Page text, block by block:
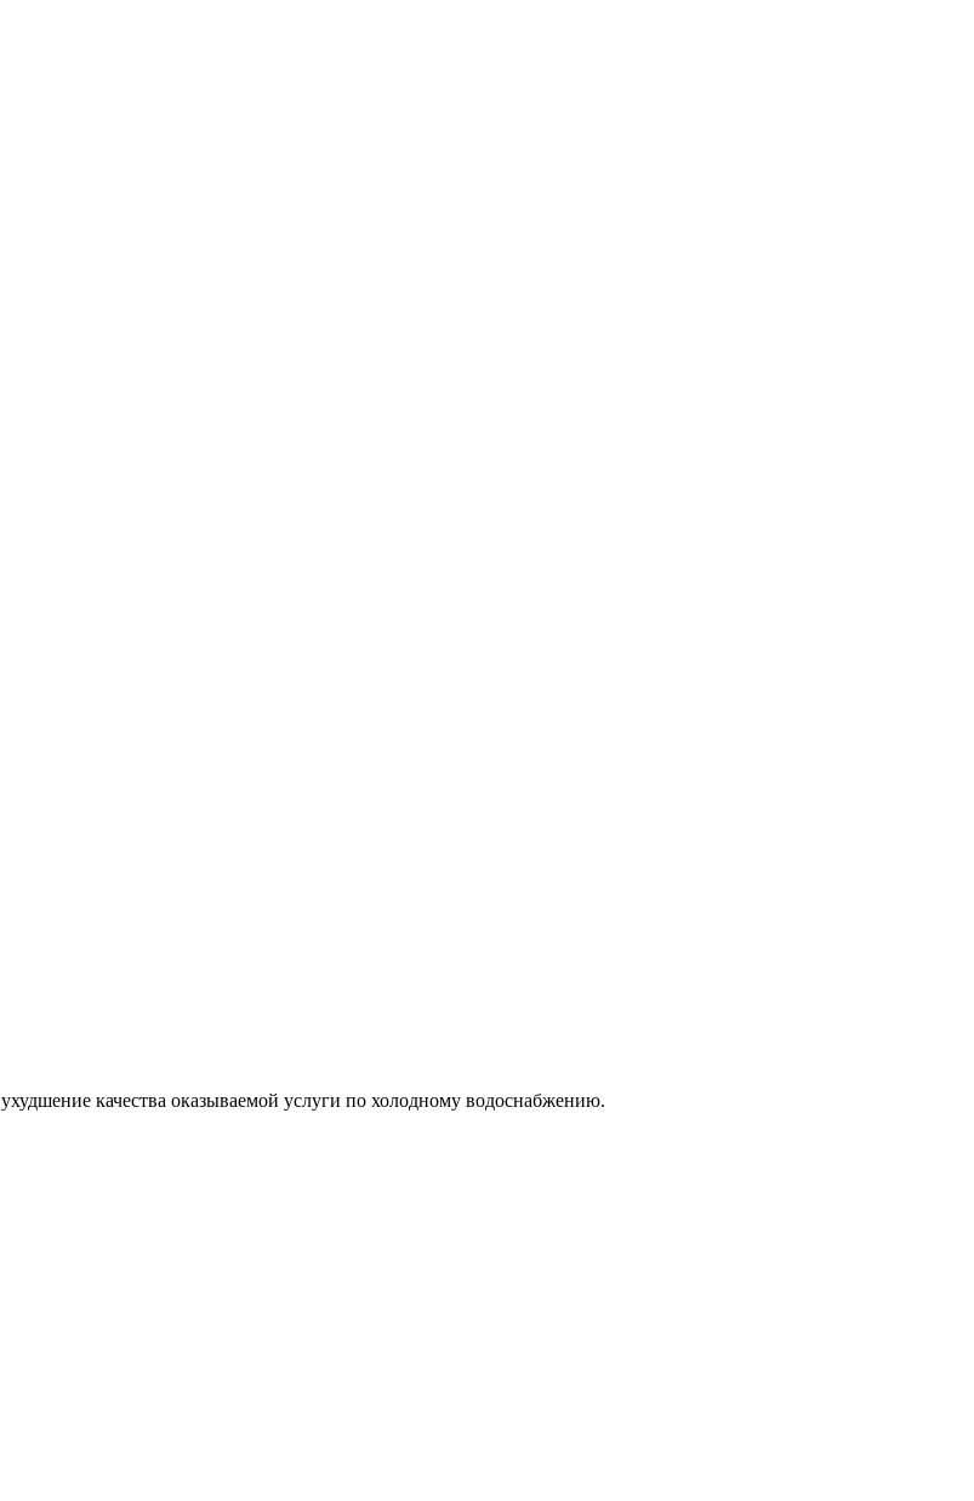
ухудшение качества оказываемой услуги по холодному водоснабжению.